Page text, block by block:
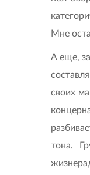
Мне
А еще,
своих
тона.